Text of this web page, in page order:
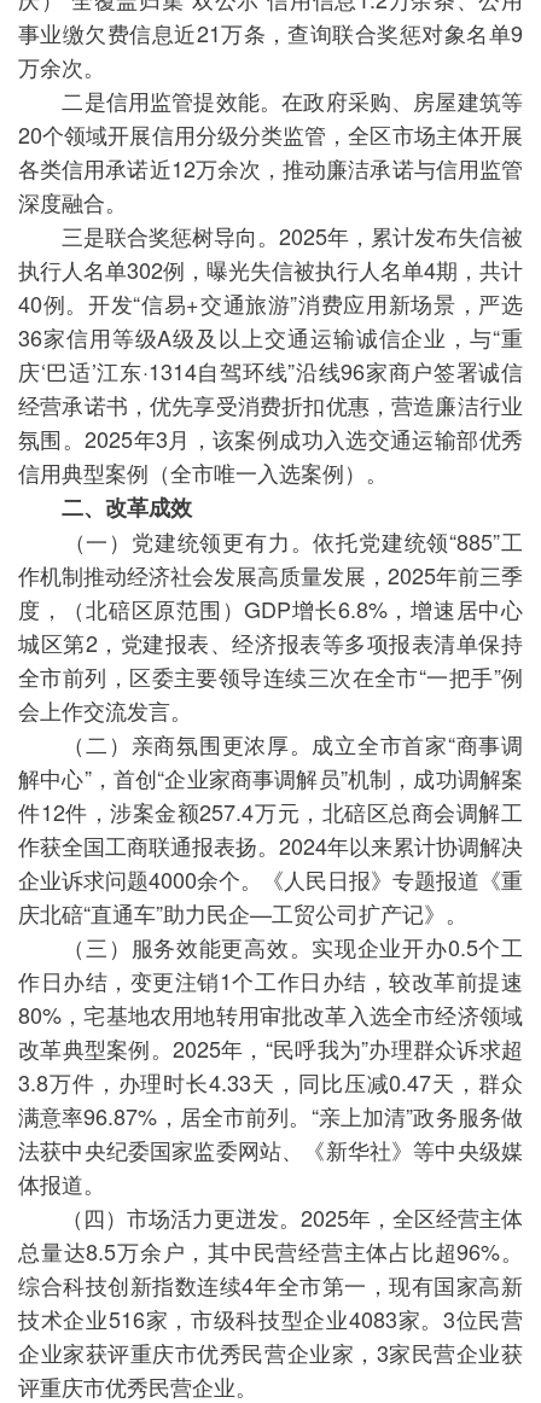
事业缴欠费信息近21万条，查询联合奖惩对象名单9
万余次。
二是信用监管提效能。在政府采购、房屋建筑等
20个领域开展信用分级分类监管，全区市场主体开展
各类信用承诺近12万余次，推动廉洁承诺与信用监管
深度融合。
三是联合奖惩树导向。2025年，累计发布失信被
执行人名单302例，曝光失信被执行人名单4期，共计
40例。开发“信易+交通旅游”消费应用新场景，严选
36家信用等级A级及以上交通运输诚信企业，与“重
庆‘巴适’江东·1314自驾环线”沿线96家商户签署诚信
经营承诺书，优先享受消费折扣优惠，营造廉洁行业
氛围。2025年3月，该案例成功入选交通运输部优秀
信用典型案例（全市唯一入选案例）。
二、改革成效
（一）党建统领更有力。依托党建统领“885”工
作机制推动经济社会发展高质量发展，2025年前三季
度，（北碚区原范围）GDP增长6.8%，增速居中心
城区第2，党建报表、经济报表等多项报表清单保持
全市前列，区委主要领导连续三次在全市“一把手”例
会上作交流发言。
（二）亲商氛围更浓厚。成立全市首家“商事调
解中心”，首创“企业家商事调解员”机制，成功调解案
件12件，涉案金额257.4万元，北碚区总商会调解工
作获全国工商联通报表扬。2024年以来累计协调解决
企业诉求问题4000余个。《人民日报》专题报道《重
庆北碚“直通车”助力民企—工贸公司扩产记》。
（三）服务效能更高效。实现企业开办0.5个工
作日办结，变更注销1个工作日办结，较改革前提速
80%，宅基地农用地转用审批改革入选全市经济领域
改革典型案例。2025年，“民呼我为”办理群众诉求超
3.8万件，办理时长4.33天，同比压减0.47天，群众
满意率96.87%，居全市前列。“亲上加清”政务服务做
法获中央纪委国家监委网站、《新华社》等中央级媒
体报道。
（四）市场活力更迸发。2025年，全区经营主体
总量达8.5万余户，其中民营经营主体占比超96%。
综合科技创新指数连续4年全市第一，现有国家高新
技术企业516家，市级科技型企业4083家。3位民营
企业家获评重庆市优秀民营企业家，3家民营企业获
评重庆市优秀民营企业。